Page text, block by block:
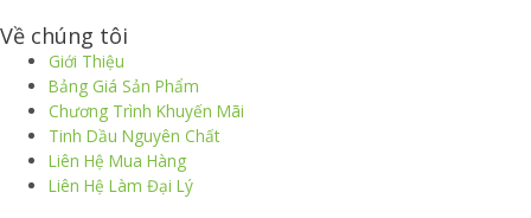
Về chúng tôi
Giới Thiệu
Bảng Giá Sản Phẩm
Chương Trình Khuyến Mãi
Tinh Dầu Nguyên Chất
Liên Hệ Mua Hàng
Liên Hệ Làm Đại Lý